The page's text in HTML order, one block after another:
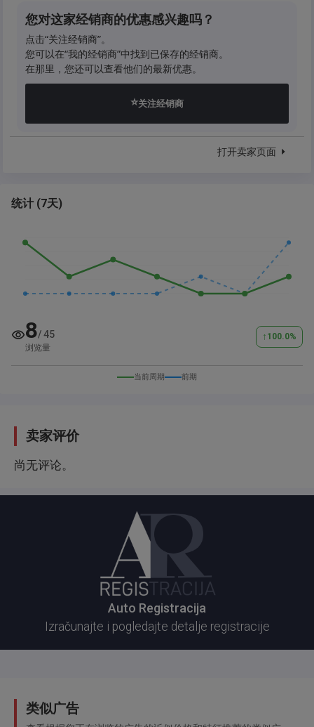
您对这家经销商的优惠感兴趣吗？
点击“关注经销商”。
您可以在“我的经销商”中找到已保存的经销商。
在那里，您还可以查看他们的最新优惠。
⭐关注经销商
打开卖家页面
统计 (7天)
8/45
浏览量
↑ 100.0%
当前周期 前期
卖家评价
尚无评论。
Auto Registracija
Izračunajte i pogledajte detalje registracije
类似广告